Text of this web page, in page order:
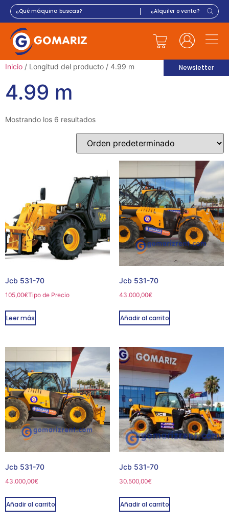
Newsletter
Inicio / Longitud del producto / 4.99 m
4.99 m
Mostrando los 6 resultados
Jcb 531-70
105,00€Tipo de Precio
Leer más
Jcb 531-70
43.000,00€
Añadir al carrito
Jcb 531-70
43.000,00€
Añadir al carrito
Jcb 531-70
30.500,00€
Añadir al carrito